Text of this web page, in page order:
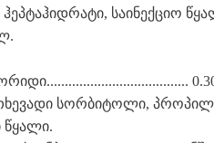
საინექციო
თხევადი სორბიტოლი,
წყალი.